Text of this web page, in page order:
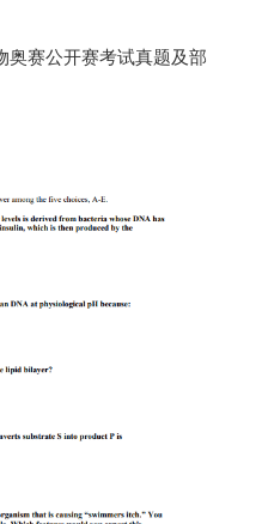
奥赛公开赛考试真题及部